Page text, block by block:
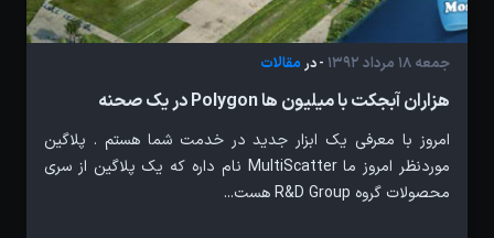
جمعه 18 مرداد 1392 - در مقالات
هزاران آبجکت با میلیون ها Polygon در یک صحنه
امروز با معرفی یک ابزار جدید در خدمت شما هستم . پلاگین
موردنظر امروز ما MultiScatter نام داره که یک پلاگین از سری
محصولات گروه R&D Group هست...